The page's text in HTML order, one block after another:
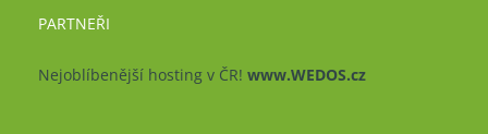
PARTNEŘI
Nejoblíbenější hosting v ČR! www.WEDOS.cz